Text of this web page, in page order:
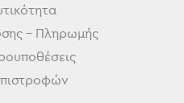
- Πληρωμής